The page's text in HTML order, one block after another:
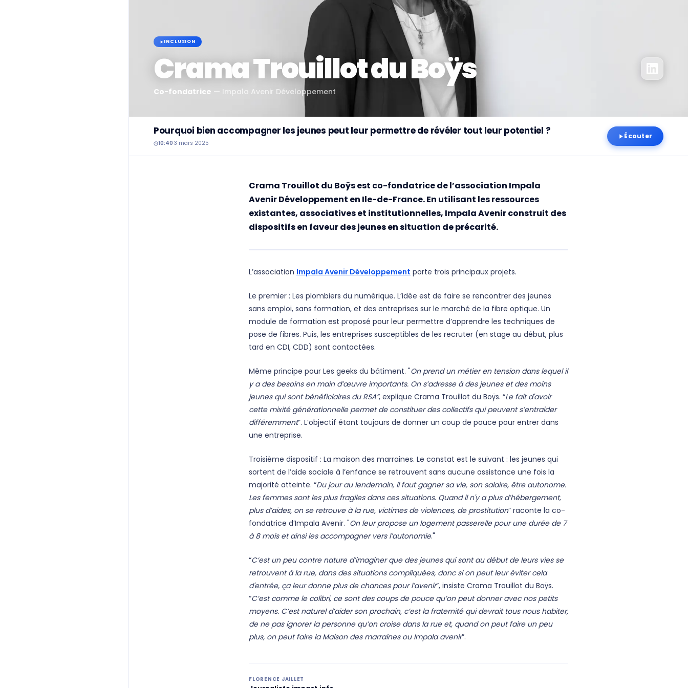
INCLUSION
Crama Trouillot du Boÿs
Co-fondatrice — Impala Avenir Développement
Pourquoi bien accompagner les jeunes peut leur permettre de révéler tout leur potentiel ?
10:40·3 mars 2025
Écouter
Crama Trouillot du Boÿs est co-fondatrice de l’association Impala
Avenir Développement en Ile-de-France. En utilisant les ressources
existantes, associatives et institutionnelles, Impala Avenir construit des
dispositifs en faveur des jeunes en situation de précarité.
L’association Impala Avenir Développement porte trois principaux projets.
Le premier : Les plombiers du numérique. L’idée est de faire se rencontrer des jeunes
sans emploi, sans formation, et des entreprises sur le marché de la fibre optique. Un
module de formation est proposé pour leur permettre d’apprendre les techniques de
pose de fibres. Puis, les entreprises susceptibles de les recruter (en stage au début, plus
tard en CDI, CDD) sont contactées.
Même principe pour Les geeks du bâtiment. "On prend un métier en tension dans lequel il
y a des besoins en main d’œuvre importants. On s’adresse à des jeunes et des moins
jeunes qui sont bénéficiaires du RSA”, explique Crama Trouillot du Boÿs. “Le fait d'avoir
cette mixité générationnelle permet de constituer des collectifs qui peuvent s’entraider
différemment”. L’objectif étant toujours de donner un coup de pouce pour entrer dans
une entreprise.
Troisième dispositif : La maison des marraines. Le constat est le suivant : les jeunes qui
sortent de l’aide sociale à l’enfance se retrouvent sans aucune assistance une fois la
majorité atteinte. “Du jour au lendemain, il faut gagner sa vie, son salaire, être autonome.
Les femmes sont les plus fragiles dans ces situations. Quand il n'y a plus d’hébergement,
plus d’aides, on se retrouve à la rue, victimes de violences, de prostitution” raconte la co-
fondatrice d’Impala Avenir. "On leur propose un logement passerelle pour une durée de 7
à 8 mois et ainsi les accompagner vers l’autonomie."
“C’est un peu contre nature d’imaginer que des jeunes qui sont au début de leurs vies se
retrouvent à la rue, dans des situations compliquées, donc si on peut leur éviter cela
d'entrée, ça leur donne plus de chances pour l’avenir”, insiste Crama Trouillot du Boÿs.
“C’est comme le colibri, ce sont des coups de pouce qu’on peut donner avec nos petits
moyens. C’est naturel d’aider son prochain, c’est la fraternité qui devrait tous nous habiter,
de ne pas ignorer la personne qu’on croise dans la rue et, quand on peut faire un peu
plus, on peut faire la Maison des marraines ou Impala avenir”.
FLORENCE JAILLET